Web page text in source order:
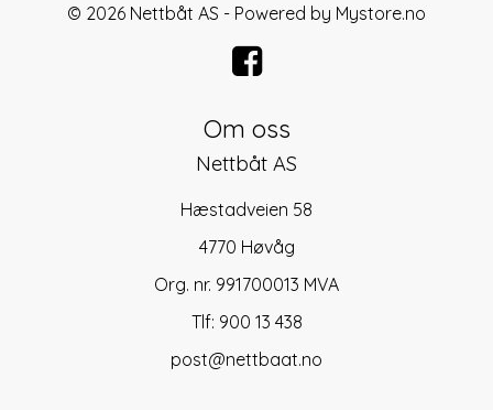
© 2026 Nettbåt AS - Powered by Mystore.no
Om oss
Nettbåt AS
Hæstadveien 58
4770 Høvåg
Org. nr. 991700013 MVA
Tlf: 900 13 438
post@nettbaat.no